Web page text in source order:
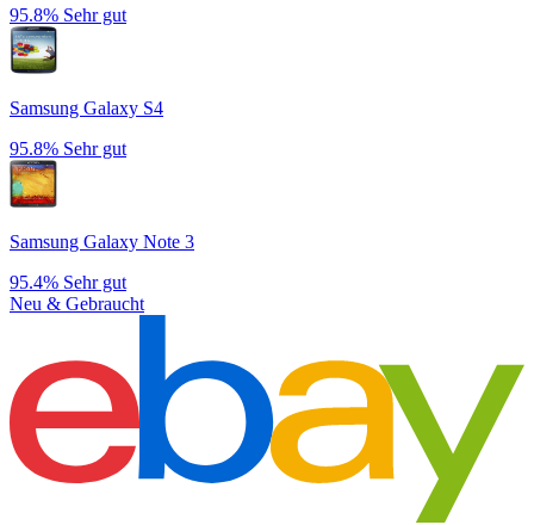
95.8% Sehr gut
Samsung Galaxy S4
95.8% Sehr gut
Samsung Galaxy Note 3
95.4% Sehr gut
Neu & Gebraucht